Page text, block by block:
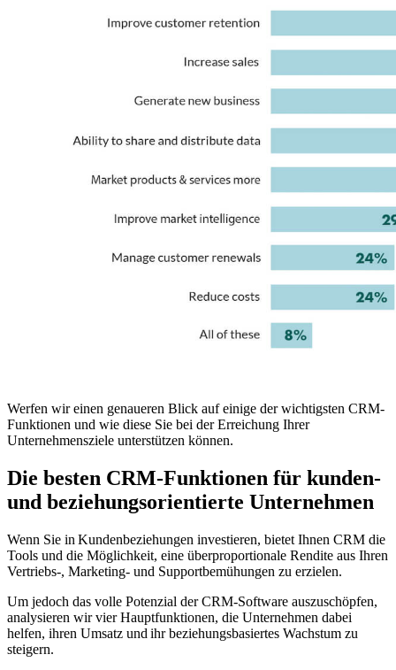
Werfen wir einen genaueren Blick auf einige der wichtigsten CRM-
Funktionen und wie diese Sie bei der Erreichung Ihrer
Unternehmensziele unterstützen können.
Die besten CRM-Funktionen für kunden-
und beziehungsorientierte Unternehmen
Wenn Sie in Kundenbeziehungen investieren, bietet Ihnen CRM die
Tools und die Möglichkeit, eine überproportionale Rendite aus Ihren
Vertriebs-, Marketing- und Supportbemühungen zu erzielen.
Um jedoch das volle Potenzial der CRM-Software auszuschöpfen,
analysieren wir vier Hauptfunktionen, die Unternehmen dabei
helfen, ihren Umsatz und ihr beziehungsbasiertes Wachstum zu
steigern.